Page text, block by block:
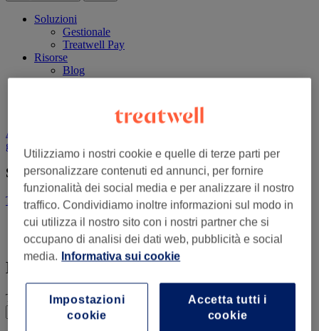
Soluzioni
Gestionale
Treatwell Pay
Risorse
Blog
Accedi a Treatwell Pro
gratuitamente
Sei già cliente?
Treatwell ConnectTreatwell Pro
Home
Eventi
Eventi
Tipo Per
Utilizziamo i nostri cookie e quelle di terze parti per
personalizzare contenuti ed annunci, per fornire
funzionalità dei social media e per analizzare il nostro
traffico. Condividiamo inoltre informazioni sul modo in
cui utilizza il nostro sito con i nostri partner che si
occupano di analisi dei dati web, pubblicità e social
media. Informativa sui cookie
Accetta tutti i
cookie
Impostazioni
cookie